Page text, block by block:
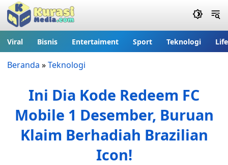
Viral Bisnis Entertaiment Sport Teknologi
Beranda »Teknologi
Ini Dia Kode Redeem FC
Mobile 1 Desember, Buruan
Klaim Berhadiah Brazilian
Icon!